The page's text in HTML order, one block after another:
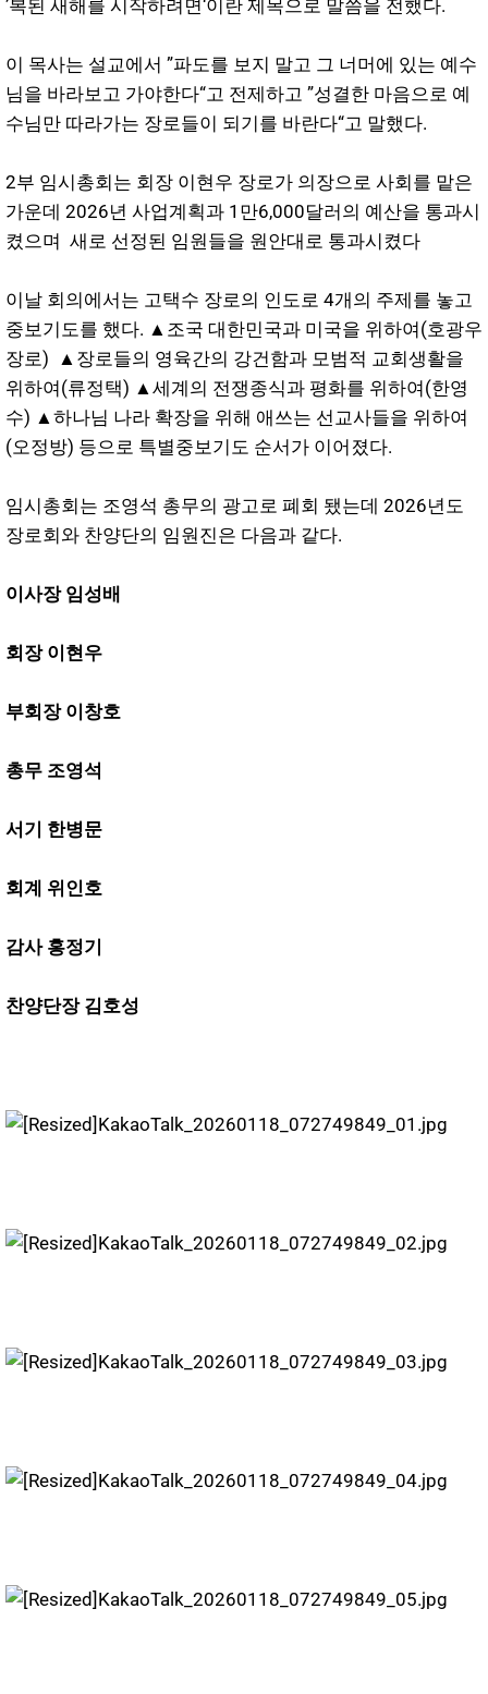
’복된 새해를 시작하려면‘이란 제목으로 말씀을 전했다.
이 목사는 설교에서 ”파도를 보지 말고 그 너머에 있는 예수
님을 바라보고 가야한다“고 전제하고 ”성결한 마음으로 예
수님만 따라가는 장로들이 되기를 바란다“고 말했다.
2부 임시총회는 회장 이현우 장로가 의장으로 사회를 맡은
가운데 2026년 사업계획과 1만6,000달러의 예산을 통과시
켰으며 새로 선정된 임원들을 원안대로 통과시켰다
이날 회의에서는 고택수 장로의 인도로 4개의 주제를 놓고
중보기도를 했다. ▲조국 대한민국과 미국을 위하여(호광우
장로) ▲장로들의 영육간의 강건함과 모범적 교회생활을
위하여(류정택) ▲세계의 전쟁종식과 평화를 위하여(한영
수) ▲하나님 나라 확장을 위해 애쓰는 선교사들을 위하여
(오정방) 등으로 특별중보기도 순서가 이어졌다.
임시총회는 조영석 총무의 광고로 폐회 됐는데 2026년도
장로회와 찬양단의 임원진은 다음과 같다.
이사장 임성배
회장 이현우
부회장 이창호
총무 조영석
서기 한병문
회계 위인호
감사 홍정기
찬양단장 김호성